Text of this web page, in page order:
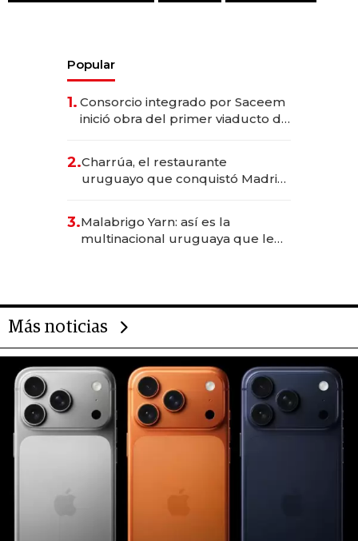
Popular
1. Consorcio integrado por Saceem
inició obra del primer viaducto de
millones
2.Charrúa, el restaurante
uruguayo que conquistó Madrid:
anticipación y prepara apertura
3.Malabrigo Yarn: así es la
multinacional uruguaya que le
Más noticias